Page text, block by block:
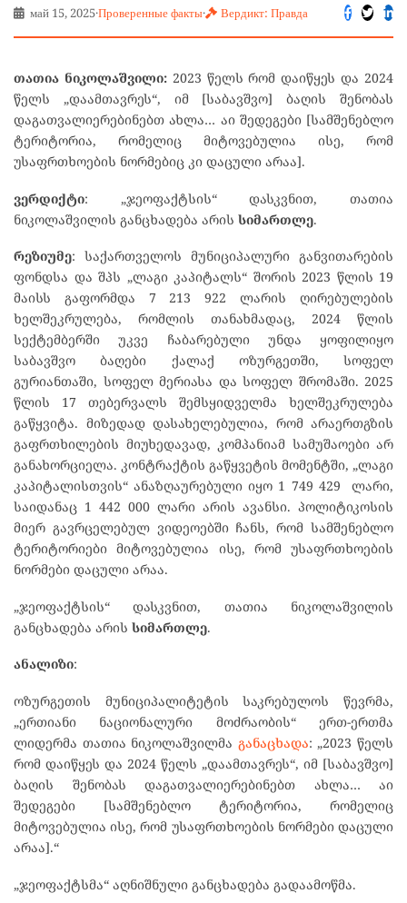
май 15, 2025·Проверенные факты· Вердикт: Правда
თათია ნიკოლაშვილი:2023 წელს რომ დაიწყეს და 2024
წელს „დაამთავრეს“, იმ [საბავშვო] ბაღის შენობას
დაგათვალიერებინებთ ახლა… აი შედეგები [სამშენებლო
ტერიტორია, რომელიც მიტოვებულია ისე, რომ
უსაფრთხოების ნორმებიც კი დაცული არაა].
ვერდიქტი: „ჯეოფაქტსის“ დასკვნით, თათია
ნიკოლაშვილის განცხადება არის სიმართლე.
რეზიუმე: საქართველოს მუნიციპალური განვითარების
ფონდსა და შპს „ლაგი კაპიტალს“ შორის 2023 წლის 19
მაისს გაფორმდა 7 213 922 ლარის ღირებულების
ხელშეკრულება, რომლის თანახმადაც, 2024 წლის
სექტემბერში უკვე ჩაბარებული უნდა ყოფილიყო
საბავშვო ბაღები ქალაქ ოზურგეთში, სოფელ
გურიანთაში, სოფელ მერიასა და სოფელ შრომაში. 2025
წლის 17 თებერვალს შემსყიდველმა ხელშეკრულება
გაწყვიტა. მიზედად დასახელებულია, რომ არაერთგზის
გაფრთხილების მიუხედავად, კომპანიამ სამუშაოები არ
განახორციელა. კონტრაქტის გაწყვეტის მომენტში, „ლაგი
კაპიტალისთვის“ ანაზღაურებული იყო 1 749 429 ლარი,
საიდანაც 1 442 000 ლარი არის ავანსი. პოლიტიკოსის
მიერ გავრცელებულ ვიდეოებში ჩანს, რომ სამშენებლო
ტერიტორიები მიტოვებულია ისე, რომ უსაფრთხოების
ნორმები დაცული არაა.
„ჯეოფაქტსის“ დასკვნით, თათია ნიკოლაშვილის
განცხადება არის სიმართლე.
ანალიზი:
ოზურგეთის მუნიციპალიტეტის საკრებულოს წევრმა,
„ერთიანი ნაციონალური მოძრაობის“ ერთ-ერთმა
ლიდერმა თათია ნიკოლაშვილმა განაცხადა: „2023 წელს
რომ დაიწყეს და 2024 წელს „დაამთავრეს“, იმ [საბავშვო]
ბაღის შენობას დაგათვალიერებინებთ ახლა… აი
შედეგები [სამშენებლო ტერიტორია, რომელიც
მიტოვებულია ისე, რომ უსაფრთხოების ნორმები დაცული
არაა].“
„ჯეოფაქტსმა“ აღნიშნული განცხადება გადაამოწმა.